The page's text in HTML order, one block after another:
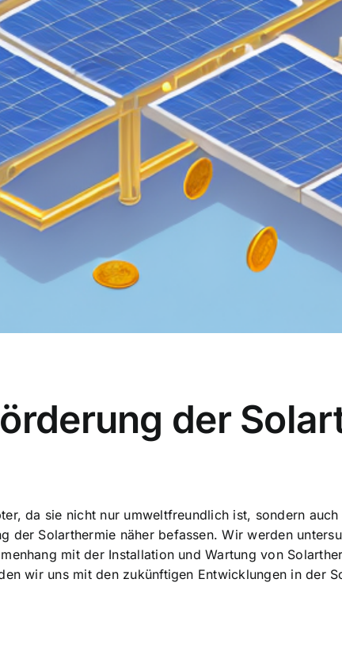
der
da sie nicht nur umweltfreundlich ist, sondern
der Solarthermie näher befassen. Wir werden
mit der Installation und Wartung von
wir uns mit den zukünftigen Entwicklungen in der